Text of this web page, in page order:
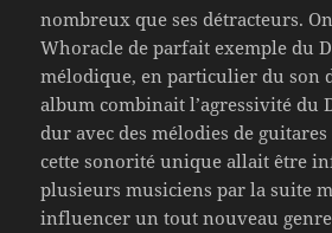
nombreux que ses détracteurs.
Whoracle de parfait exemple du
mélodique, en particulier du son
album combinait l’agressivité du
dur avec des mélodies de
cette sonorité unique allait être
plusieurs musiciens par la suite
influencer un tout nouveau